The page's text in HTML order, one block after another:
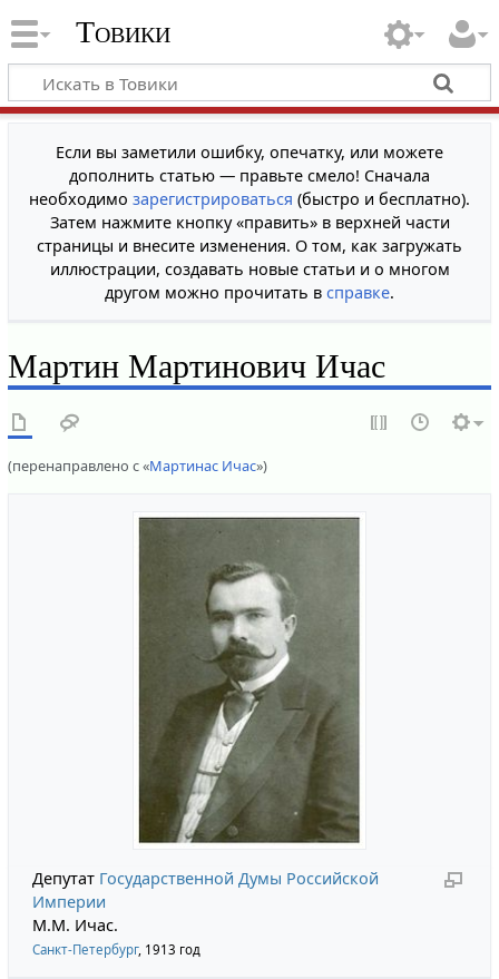
Товики
Если вы заметили ошибку, опечатку, или можете
дополнить статью — правьте смело! Сначала
необходимо зарегистрироваться (быстро и бесплатно).
Затем нажмите кнопку «править» в верхней части
страницы и внесите изменения. О том, как загружать
иллюстрации, создавать новые статьи и о многом
другом можно прочитать в справке.
Мартин Мартинович Ичас
(перенаправлено с «Мартинас Ичас»)
Депутат Государственной Думы Российской
Империи
М.М. Ичас.
Санкт-Петербург, 1913 год